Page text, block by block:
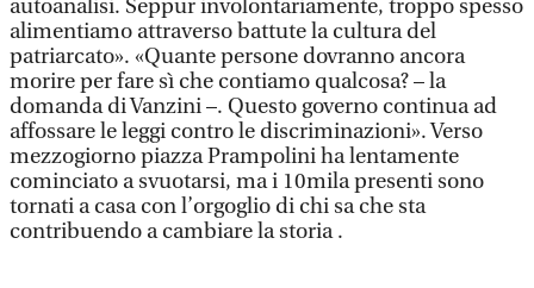
autoanalisi. Seppur involontariamente, troppo spesso
alimentiamo attraverso battute la cultura del
patriarcato». «Quante persone dovranno ancora
morire per fare sì che contiamo qualcosa? – la
domanda di Vanzini –. Questo governo continua ad
affossare le leggi contro le discriminazioni». Verso
mezzogiorno piazza Prampolini ha lentamente
cominciato a svuotarsi, ma i 10mila presenti sono
tornati a casa con l’orgoglio di chi sa che sta
contribuendo a cambiare la storia .